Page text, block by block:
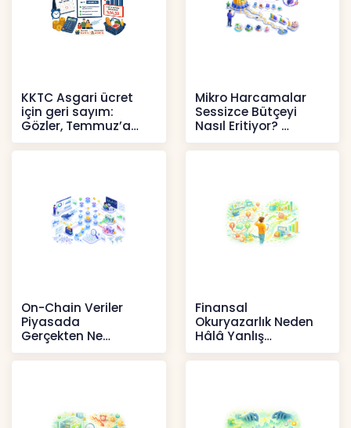
KKTC Asgari ücret
için geri sayım:
Gözler, Temmuz’a
yansıması beklenen
artışta
Mikro Harcamalar
Sessizce Bütçeyi
Nasıl Eritiyor?
İçerikler
On-Chain Veriler
Piyasada
Gerçekten Ne
Anlatır?
Kripto
Finansal
Okuryazarlık Neden
Hâlâ Yanlış
Anlaşılıyor?
İçerikler